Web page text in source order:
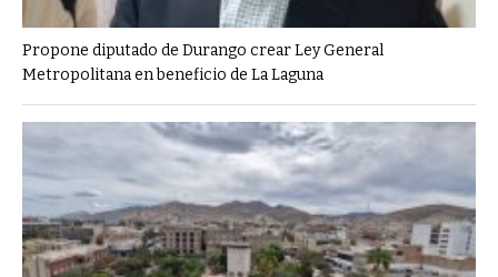
Propone diputado de Durango crear Ley General
Metropolitana en beneficio de La Laguna